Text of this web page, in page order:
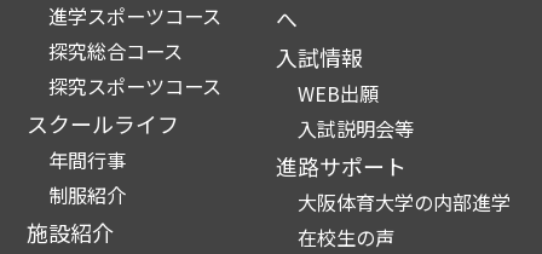
進学スポーツコース
探究総合コース
探究スポーツコース
スクールライフ
年間行事
制服紹介
施設紹介
へ
入試情報
WEB出願
入試説明会等
進路サポート
大阪体育大学の内部進学
在校生の声